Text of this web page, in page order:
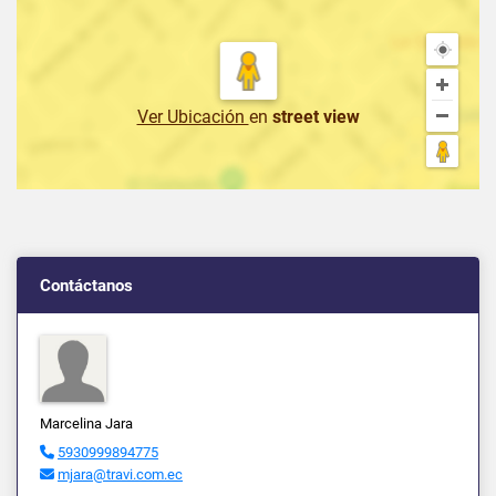
Ver Ubicación en street view
Contáctanos
Marcelina Jara
5930999894775
mjara@travi.com.ec